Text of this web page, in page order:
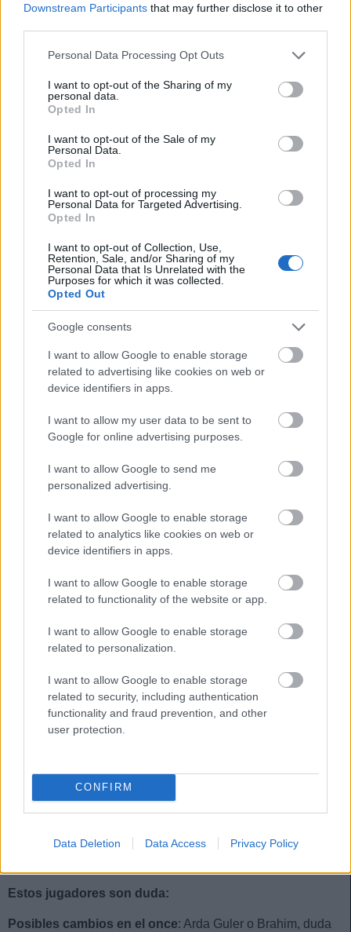
Downstream Participants that may further disclose it to other
Please note that this website/app uses one or more Google
not limited to your visit or usage behaviour. You may click to
grant or deny consent to Google and its third-party tags to
use your data for below specified purposes in below Google
consent section.
Personal Data Processing Opt Outs
I want to opt-out of the Sharing of my
personal data.
Opted In
I want to opt-out of the Sale of my
Personal Data.
Opted In
I want to opt-out of processing my
Personal Data for Targeted Advertising.
Opted In
I want to opt-out of Collection, Use,
Retention, Sale, and/or Sharing of my
Personal Data that Is Unrelated with the
Purposes for which it was collected.
Opted Out
Google consents
I want to allow Google to enable storage
related to advertising like cookies on web or
device identifiers in apps.
I want to allow my user data to be sent to
Google for online advertising purposes.
I want to allow Google to send me
personalized advertising.
I want to allow Google to enable storage
related to analytics like cookies on web or
device identifiers in apps.
I want to allow Google to enable storage
related to functionality of the website or app.
I want to allow Google to enable storage
related to personalization.
I want to allow Google to enable storage
related to security, including authentication
functionality and fraud prevention, and other
user protection.
CONFIRM
Data Deletion Data Access Privacy Policy
Estos jugadores son baja
: Zakharyan, Brais Méndez,
Posibles cambios en el once
: Oyarzabal cayó lesionado
con la selección y, probablemente, no será titular. Por tanto,
Sadiq ocuparía el puesto de nueve, con Oskarsson como
alternativa. El puesto de Brais en el centro del campo lo
ocupará Beñat Turrientes. Aramburu jugó con Venezuela
dos partidos internacionales y probablemente tenga
descanso, por lo que Aritz ocupará el lateral derecho.
Comunio: novedades en el sistema de puntuación
para 24/25
un análisis sobre el sistema de
puntuación de Comunio para
Real Madrid
CARVAJAL
CARRERAS
RUDIGER
ASENCIO
GONZALO
Estos jugadores son baja:Alaba, Camavinga, Dani
Estos jugadores son duda:
Posibles cambios en el once: Arda Guler o Brahim, duda